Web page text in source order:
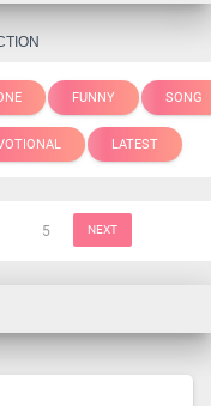
FUNNY SONG
LATEST
5 NEXT